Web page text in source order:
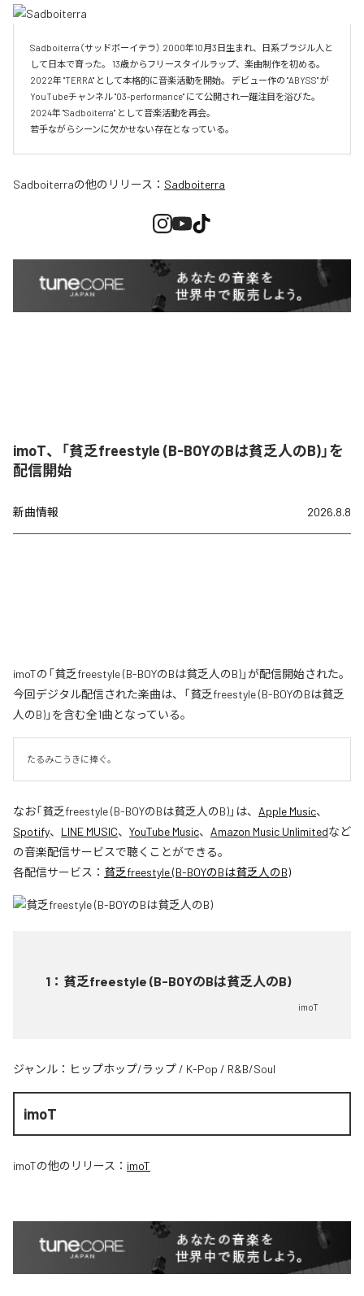
Sadboiterra（サッドボーイテラ） 2000年10月3日生まれ、日系ブラジル人と
して日本で育った。 13歳からフリースタイルラップ、楽曲制作を初める。
2022年 "TERRA" として本格的に音楽活動を開始。 デビュー作の "ABYSS" が
YouTubeチャンネル "03-performance" にて公開され一躍注目を浴びた。
2024年 "Sadboiterra" として音楽活動を再会。
若手ながらシーンに欠かせない存在となっている。
Sadboiterraの他のリリース： Sadboiterra
imoT、「貧乏freestyle (B-BOYのBは貧乏人のB)」を
配信開始
新曲情報 2026.8.8
imoTの「貧乏freestyle (B-BOYのBは貧乏人のB)」が配信開始された。
今回デジタル配信された楽曲は、「貧乏freestyle (B-BOYのBは貧乏
人のB)」を含む全1曲となっている。
たるみこうきに捧ぐ。
なお「貧乏freestyle (B-BOYのBは貧乏人のB)」は、 Apple Music、
Spotify、 LINE MUSIC、 YouTube Music、 Amazon Music Unlimitedなど
の音楽配信サービスで聴くことができる。
各配信サービス： 貧乏freestyle (B-BOYのBは貧乏人のB)
1 ： 貧乏freestyle (B-BOYのBは貧乏人のB)
imoT
ジャンル： ヒップホップ/ラップ / K-Pop / R&B/Soul
imoT
imoTの他のリリース： imoT